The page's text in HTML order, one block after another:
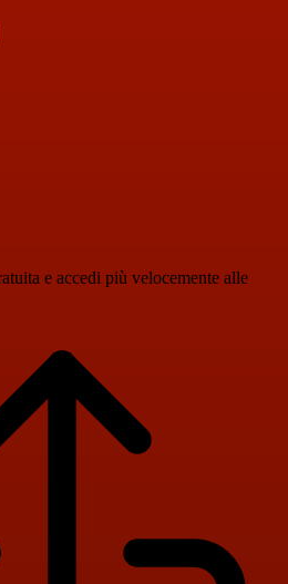
e accedi più velocemente alle